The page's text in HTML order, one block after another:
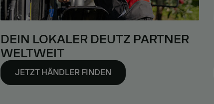
DEIN LOKALER DEUTZ PARTNER
WELTWEIT
JETZT HÄNDLER FINDEN